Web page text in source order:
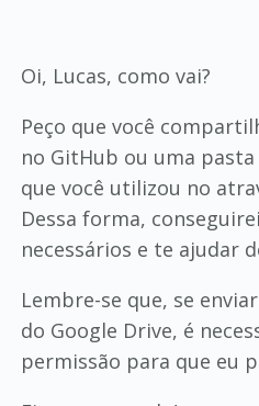
Oi, Lucas, como vai?
Peço que você
no GitHub ou uma
que você utilizou no
Dessa forma,
necessários e te ajudar
Lembre-se que, se
do Google Drive, é
permissão para que eu